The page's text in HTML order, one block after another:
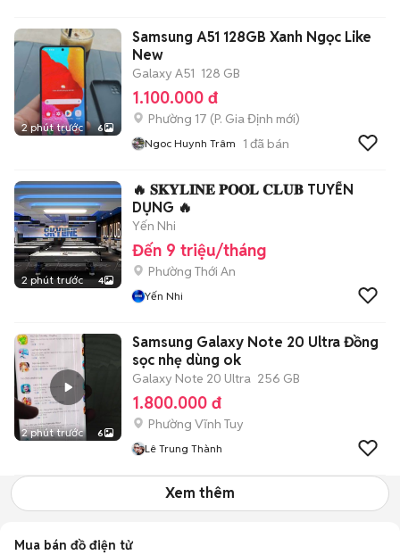
2 phút trước 6
Samsung A51 128GB Xanh Ngọc Like
New
Galaxy A51 128 GB
1.100.000 đ
Phường 17 (P. Gia Định mới)
Ngoc Huynh Trâm 1 đã bán
2 phút trước 4
🔥 𝐒𝐊𝐘𝐋𝐈𝐍𝐄 𝐏𝐎𝐎𝐋 𝐂𝐋𝐔𝐁 TUYỂN
DỤNG 🔥
Yến Nhi
Đến 9 triệu/tháng
Phường Thới An
Yến Nhi
2 phút trước 6
Samsung Galaxy Note 20 Ultra Đồng
sọc nhẹ dùng ok
Galaxy Note 20 Ultra 256 GB
1.800.000 đ
Phường Vĩnh Tuy
Lê Trung Thành
Xem thêm
Mua bán đồ điện tử